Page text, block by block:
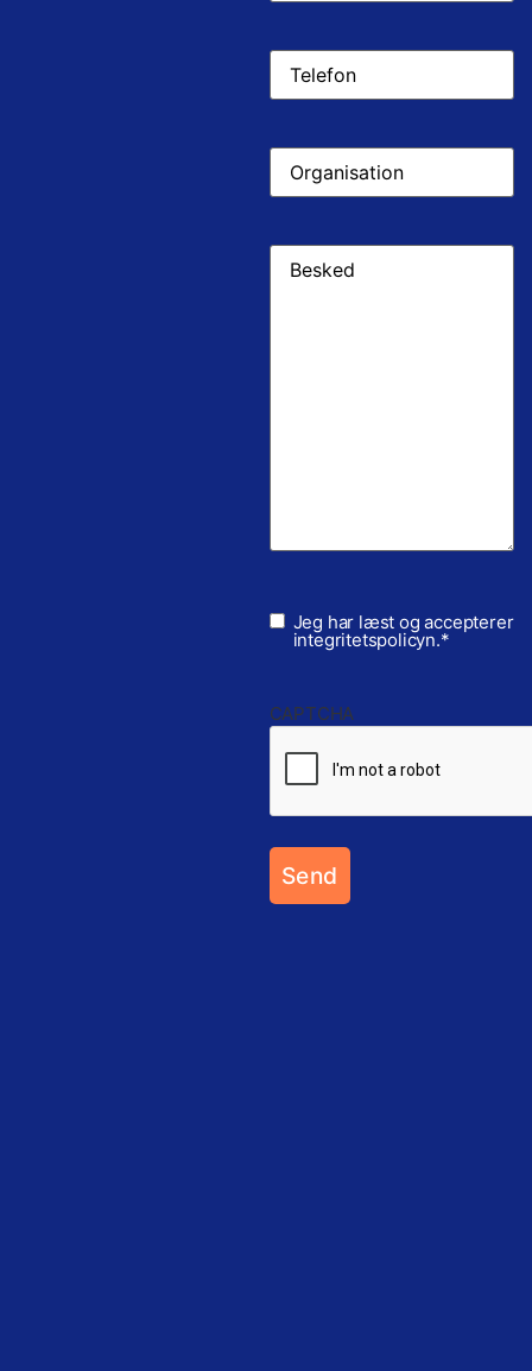
Telefon
Organisation
Besked
Consent*
Jeg har læst og accepterer
integritetspolicyn.*
CAPTCHA